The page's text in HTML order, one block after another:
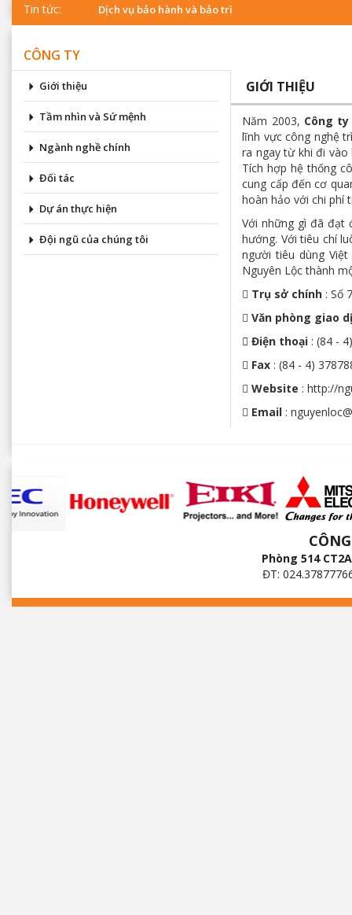
Tin tức: Dịch vụ bảo hành và bảo trì
CÔNG TY
Giới thiệu
Tầm nhìn và Sứ mệnh
Ngành nghề chính
Đối tác
Dự án thực hiện
Đội ngũ của chúng tôi
GIỚI THIỆU
Năm 2003, Công ty
lĩnh vực công nghệ
ra ngay từ khi đi
Tích hợp hệ thống
cung cấp đến cơ
hoàn hảo với chi phí
Với những gì đã đạt
hướng. Với tiêu chí
người tiêu dùng
Nguyên Lộc thành
 Trụ sở chính : Số
Văn phòng giao
 Điện thoại : (84 -
 Fax : (84 - 4)
Website : http://
 Email :
Phòng 514
ĐT: